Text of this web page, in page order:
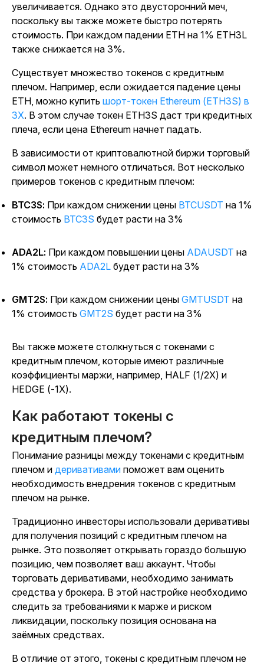
увеличивается. Однако это двусторонний меч,
поскольку вы также можете быстро потерять
стоимость. При каждом падении ETH на 1% ETH3L
также снижается на 3%.
Существует множество токенов с кредитным
плечом. Например, если ожидается падение цены
ETH, можно купить шорт-токен Ethereum (ETH3S) в
3X. В этом случае токен ETH3S даст три кредитных
плеча, если цена Ethereum начнет падать.
В зависимости от криптовалютной биржи торговый
символ может немного отличаться. Вот несколько
примеров токенов с кредитным плечом:
BTC3S: При каждом снижении цены BTCUSDT на 1%
стоимость BTC3S будет расти на 3%
ADA2L: При каждом повышении цены ADAUSDT на
1% стоимость ADA2L будет расти на 3%
GMT2S: При каждом снижении цены GMTUSDT на
1% стоимость GMT2S будет расти на 3%
Вы также можете столкнуться с токенами с
кредитным плечом, которые имеют различные
коэффициенты маржи, например, HALF (1/2X) и
HEDGE (-1X).
Как работают токены с
кредитным плечом?
Понимание разницы между токенами с кредитным
плечом и деривативами поможет вам оценить
необходимость внедрения токенов с кредитным
плечом на рынке.
Традиционно инвесторы использовали деривативы
для получения позиций с кредитным плечом на
рынке. Это позволяет открывать гораздо большую
позицию, чем позволяет ваш аккаунт. Чтобы
торговать деривативами, необходимо занимать
средства у брокера. В этой настройке необходимо
следить за требованиями к марже и риском
ликвидации, поскольку позиция основана на
заёмных средствах.
В отличие от этого, токены с кредитным плечом не